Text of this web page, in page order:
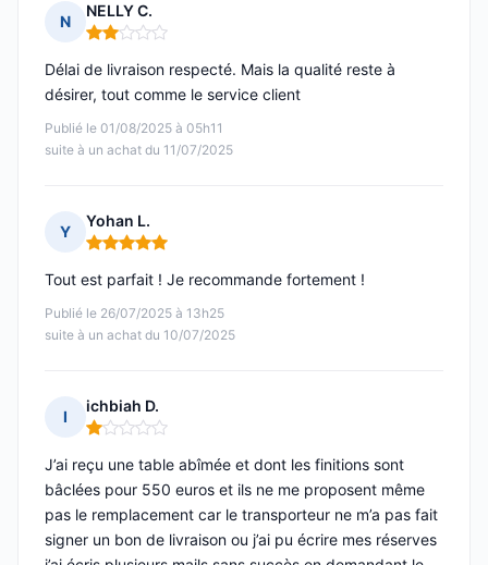
N
NELLY C.
Note : 2 sur 5
Publié le 01/08/2025 à 05h11
suite à un achat du 11/07/2025
Délai de livraison respecté. Mais la qualité reste à
désirer, tout comme le service client
Y
Yohan L.
Note : 5 sur 5
Publié le 26/07/2025 à 13h25
suite à un achat du 10/07/2025
Tout est parfait ! Je recommande fortement !
I
ichbiah D.
Note : 1 sur 5
J’ai reçu une table abîmée et dont les finitions sont
bâclées pour 550 euros et ils ne me proposent même
pas le remplacement car le transporteur ne m’a pas fait
signer un bon de livraison ou j’ai pu écrire mes réserves